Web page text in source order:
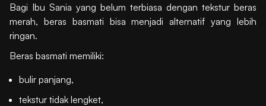
Bagi Ibu Sania yang belum terbiasa dengan tekstur beras
merah, beras basmati bisa menjadi alternatif yang lebih
ringan.
Beras basmati memiliki:
bulir panjang,
tekstur tidak lengket,